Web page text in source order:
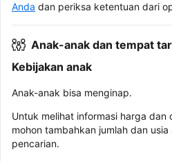
Anda dan periksa ketentuan dari
Anak-anak dan tempat
Kebijakan anak
Anak-anak bisa menginap.
Untuk melihat informasi harga dan
mohon tambahkan jumlah dan
pencarian.